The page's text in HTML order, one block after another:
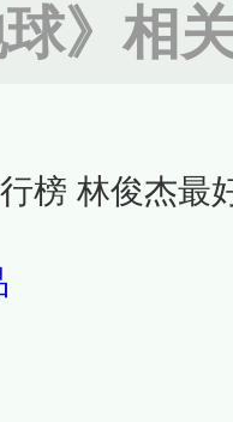
球》相
榜 林俊杰最